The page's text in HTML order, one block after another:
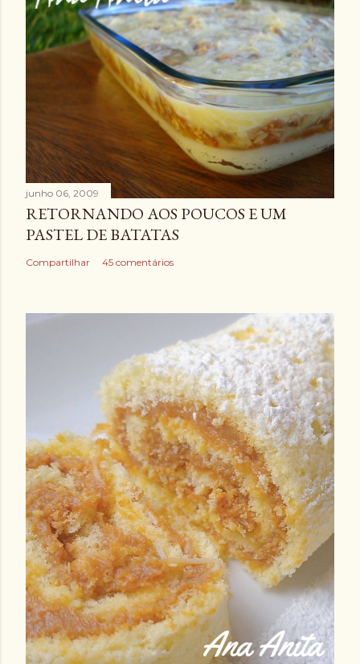
junho 06, 2009
RETORNANDO AOS POUCOS E UM
PASTEL DE BATATAS
Compartilhar 45 comentários